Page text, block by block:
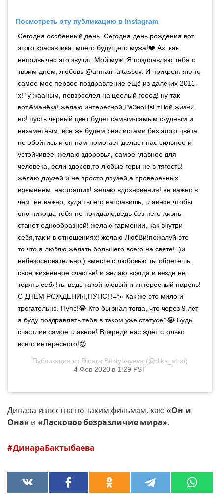
Посмотреть эту публикацию в Instagram
Сегодня особенный день. Сегодня день рождения вот
этого красавчика, моего будущего мужа!❤️ Ах, как
непривычно это звучит. Мой муж. Я поздравляю тебя с
твоим днём, любовь @arman_aitassov. И прикрепляю то
самое мое первое поздравление ещё из далеких 2011-
х! “у жааным, повзрослел на цеелый гооод! ну так
вот,Аманёка! желаю интересной,РаЗноЦвЕтНой жизни,
но!.пусть черный цвет будет самым-самым скудным и
незаметным, все же будем реалистами,без этого цвета
не обойтись и он нам помогает делает нас сильнее и
устойчивее! желаю здоровья, самое главное для
человека, если здоров,то любые горы не в тягость!
желаю друзей и не просто друзей,а проверенных
временем, настоящих! желаю вдохновения! не важно в
чем, не важно, куда ты его направишь, главное,чтобы
оно никогда тебя не покидало,ведь без него жизнь
станет однообразной! желаю гармонии, как внутри
себя,так и в отношениях! желаю ЛюбВи!пожалуй это
то,что я люблю желать большего всего на свете!=)и
небезосновательно!) вместе с любовью ты обретешь
своё жизненное счастье! и желаю всегда и везде не
терять себя!ты ведь такой клёвый и интересный парень!
С ДНЁМ РОЖДЕНИЯ,ПУПС!!!=*» Как же это мило и
трогательно. Пупс!😂 Кто бы знал тогда, что через 9 лет
я буду поздравлять тебя в таком уже статусе?😭 Будь
счастлив самое главное! Впереди нас ждёт столько
всего интересного!😍
Публикация от Dinara Baktybayeva (@dika_strai)
4 Фев 2020 в 1:29 PST
Динара известна по таким фильмам, как: «Он и
Она» и «Ласковое безразличие мира».
ДинараБактыбаева